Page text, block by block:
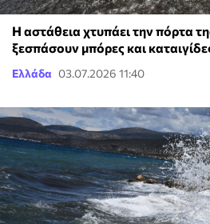
Η αστάθεια χτυπάει την πόρτα
ξεσπάσουν μπόρες και
Ελλάδα 03.07.2026 11:40